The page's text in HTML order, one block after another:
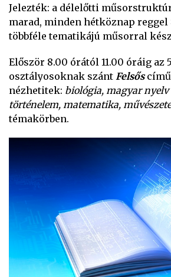
Jelezték: a délelőtti
marad, minden hétköznap reggel
többféle tematikájú műsorral
Először 8.00 órától 11.00 óráig az
osztályosoknak szánt Felsős
nézhetitek: biológia, magyar nyelv
történelem, matematika,
témakörben.